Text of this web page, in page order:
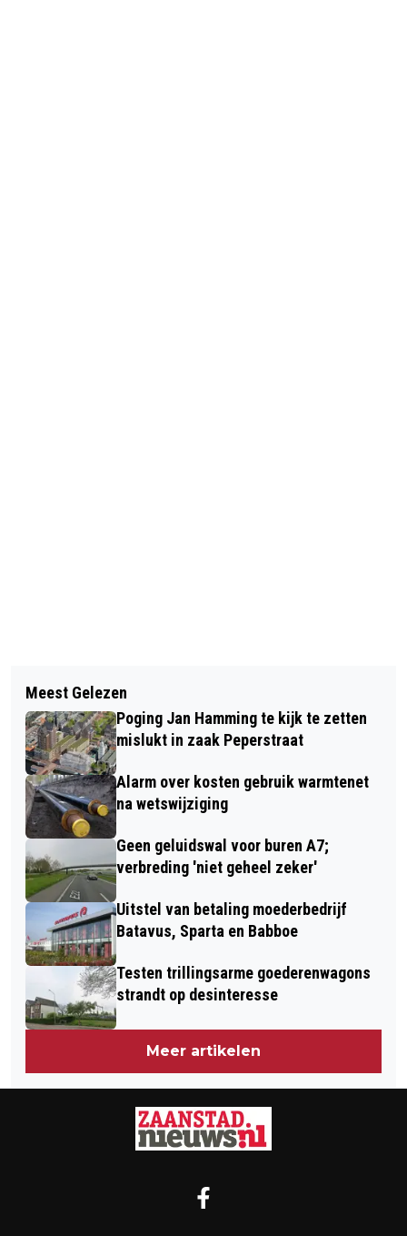
'GROTE INZAMELAARS OUD PAPIER
NIET BINDEN AAN HVC'
AUTOBRAND KNOSTERVELD ZEER
VERMOEDELIJK AANGESTOKEN
Meest Gelezen
Poging Jan Hamming te kijk te zetten
mislukt in zaak Peperstraat
Alarm over kosten gebruik warmtenet
na wetswijziging
Geen geluidswal voor buren A7;
verbreding 'niet geheel zeker'
Uitstel van betaling moederbedrijf
Batavus, Sparta en Babboe
Testen trillingsarme goederenwagons
strandt op desinteresse
Meer artikelen